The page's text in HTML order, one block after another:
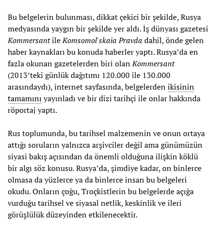
Bu belgelerin bulunması, dikkat çekici bir şekilde, Rusya
medyasında yaygın bir şekilde yer aldı. İş dünyası gazetesi
KommersantileKomsomol'skaia Pravda dahil, önde gelen
haber kaynakları bu konuda haberler yaptı. Rusya’da en
fazla okunan gazetelerden biri olanKommersant
(2013’teki günlük dağıtımı 120.000 ile 130.000
arasındaydı), internet sayfasında, belgelerdenikisinin
tamamını yayınladı ve bir dizi tarihçi ile onlar hakkında
röportaj yaptı.
Rus toplumunda, bu tarihsel malzemenin ve onun ortaya
attığı soruların yalnızca arşivciler değil ama günümüzün
siyasi bakış açısından da önemli olduğuna ilişkin köklü
bir algı söz konusu. Rusya’da, şimdiye kadar, on binlerce
olmasa da yüzlerce ya da binlerce insan bu belgeleri
okudu. Onların çoğu, Troçkistlerin bu belgelerde açığa
vurduğu tarihsel ve siyasal netlik, keskinlik ve ileri
görüşlülük düzeyinden etkilenecektir.